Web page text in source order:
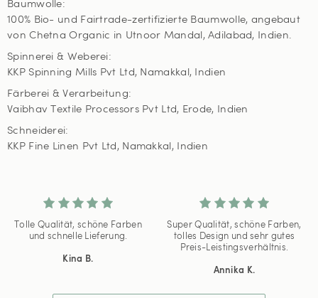
Baumwolle:
100% Bio- und Fairtrade-zertifizierte Baumwolle, angebaut
von Chetna Organic in Utnoor Mandal, Adilabad, Indien.
Spinnerei & Weberei:
KKP Spinning Mills Pvt Ltd, Namakkal, Indien
Färberei & Verarbeitung:
Vaibhav Textile Processors Pvt Ltd, Erode, Indien
Schneiderei:
KKP Fine Linen Pvt Ltd, Namakkal, Indien
Tolle Qualität, schöne Farben
und schnelle Lieferung.
Kina B.
Super Qualität, schöne Farben,
tolles Design und sehr gutes
Preis-Leistingsverhältnis.
Annika K.